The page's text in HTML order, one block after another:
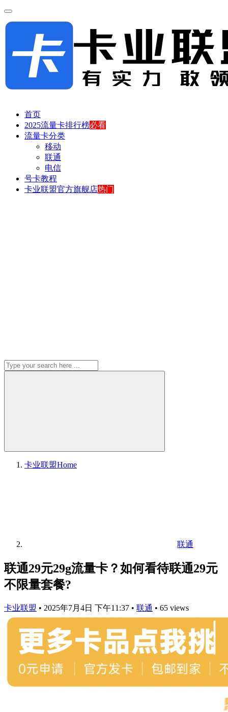
首页
2025流量卡排行榜必看
流量卡分类
移动
联通
电信
号卡教程
卡业联盟官方旗舰店热门
卡业联盟Home
联通
联通29元29g流量卡？如何看待联通29元
不限量套餐?
卡业联盟 • 2025年7月4日 下午11:37 • 联通 • 65 views